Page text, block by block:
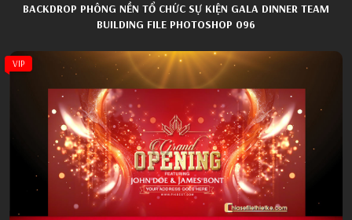
BACKDROP PHÔNG NỀN TỔ CHỨC SỰ KIỆN GALA DINNER TEAM
BUILDING FILE PHOTOSHOP 096
VIP